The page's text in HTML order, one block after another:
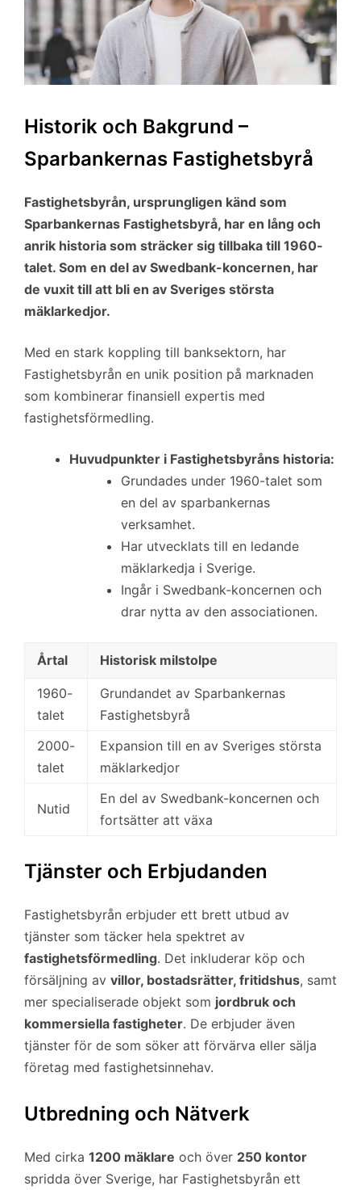
Historik och Bakgrund –
Sparbankernas Fastighetsbyrå
Fastighetsbyrån, ursprungligen känd som
Sparbankernas Fastighetsbyrå, har en lång och
anrik historia som sträcker sig tillbaka till 1960-
talet. Som en del av Swedbank-koncernen, har
de vuxit till att bli en av Sveriges största
mäklarkedjor.
Med en stark koppling till banksektorn, har
Fastighetsbyrån en unik position på marknaden
som kombinerar finansiell expertis med
fastighetsförmedling.
Huvudpunkter i Fastighetsbyråns historia:
Grundades under 1960-talet som
en del av sparbankernas
verksamhet.
Har utvecklats till en ledande
mäklarkedja i Sverige.
Ingår i Swedbank-koncernen och
drar nytta av den associationen.
Årtal Historisk milstolpe
1960-
talet
Grundandet av Sparbankernas
Fastighetsbyrå
2000-
talet
Expansion till en av Sveriges största
mäklarkedjor
Nutid
En del av Swedbank-koncernen och
fortsätter att växa
Tjänster och Erbjudanden
Fastighetsbyrån erbjuder ett brett utbud av
tjänster som täcker hela spektret av
fastighetsförmedling. Det inkluderar köp och
försäljning av villor, bostadsrätter, fritidshus, samt
mer specialiserade objekt som jordbruk och
kommersiella fastigheter. De erbjuder även
tjänster för de som söker att förvärva eller sälja
företag med fastighetsinnehav.
Utbredning och Nätverk
Med cirka 1200 mäklare och över 250 kontor
spridda över Sverige, har Fastighetsbyrån ett